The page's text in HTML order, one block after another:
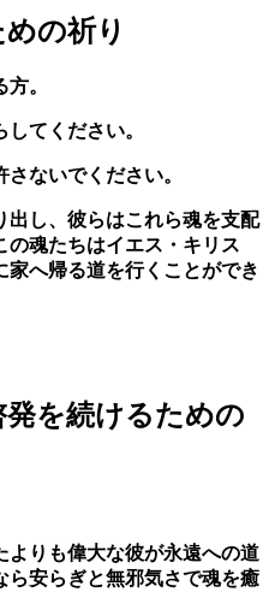
の祈り
。
てください。
ないでください。
出し、彼らはこれら魂を支配
の魂たちはイエス・キリス
家へ帰る道を行くことができ
を続けるための
よりも偉大な彼が永遠への道
ら安らぎと無邪気さで魂を癒